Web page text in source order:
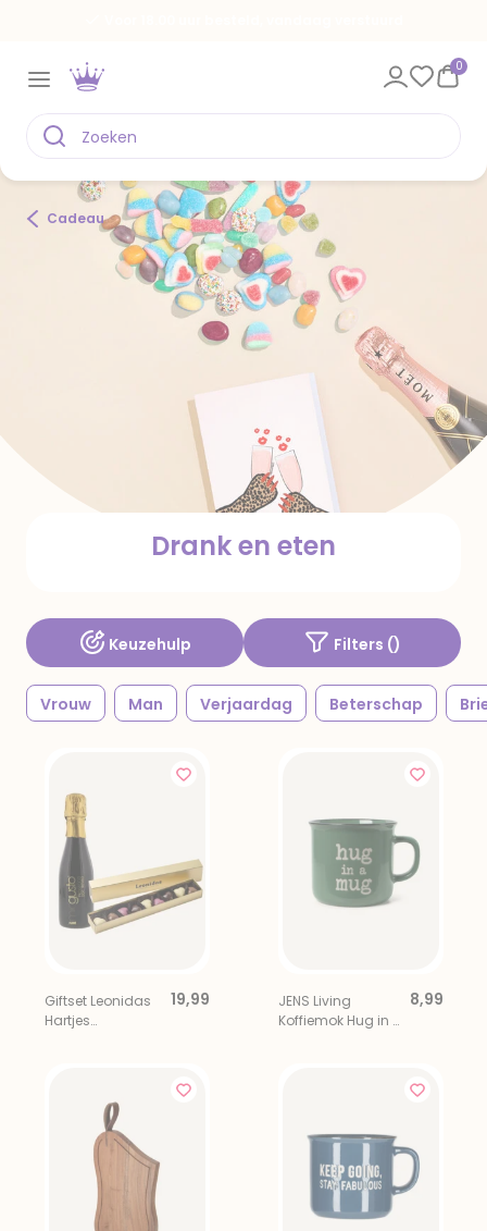
0
Cadeau
Drank en eten
Keuzehulp Filters ()
Vrouw Man Verjaardag Beterschap
Giftset Leonidas
Hartjes
19,99
JENS Living
Koffiemok Hug in a
8,99